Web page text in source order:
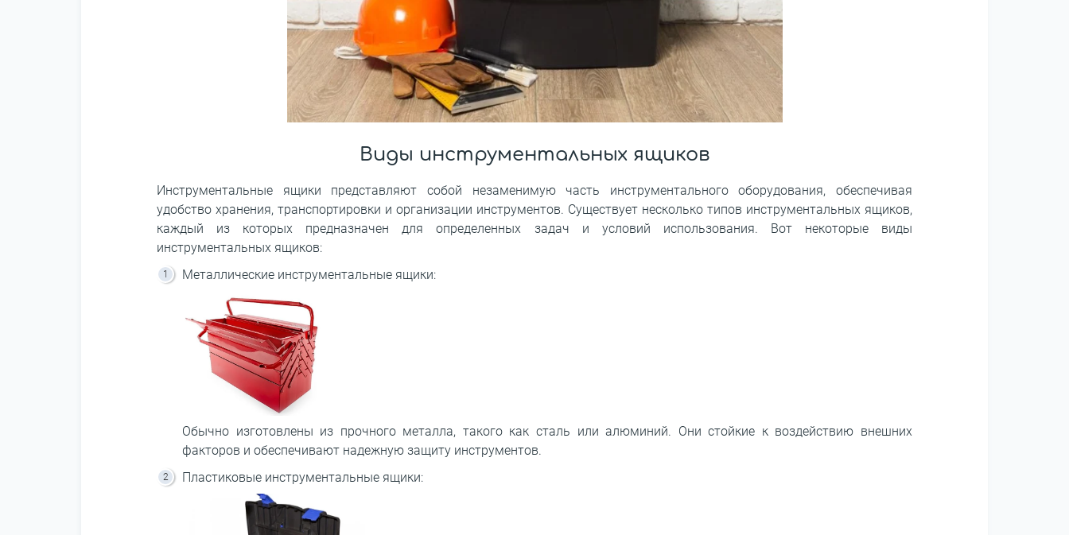
Виды инструментальных ящиков
Инструментальные ящики представляют собой незаменимую часть инструментального оборудования, обеспечивая
удобство хранения, транспортировки и организации инструментов. Существует несколько типов инструментальных ящиков,
каждый из которых предназначен для определенных задач и условий использования. Вот некоторые виды
инструментальных ящиков:
Металлические инструментальные ящики:
Обычно изготовлены из прочного металла, такого как сталь или алюминий. Они стойкие к воздействию внешних
факторов и обеспечивают надежную защиту инструментов.
Пластиковые инструментальные ящики: